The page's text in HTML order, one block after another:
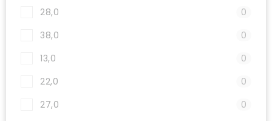
28,0
0
38,0
0
13,0
0
22,0
0
27,0
0